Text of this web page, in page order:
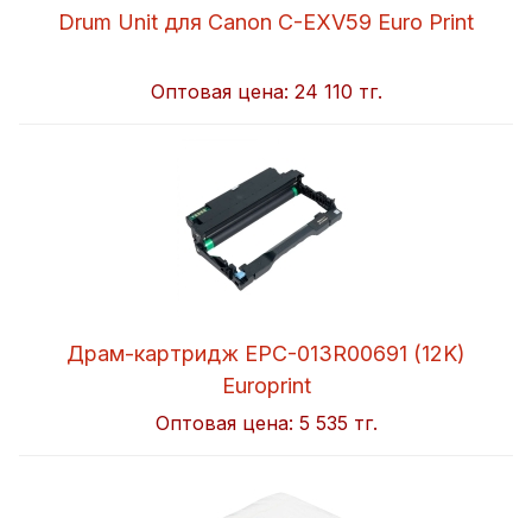
Drum Unit для Canon C-EXV59 Euro Print
Оптовая цена: 24 110 тг.
Драм-картридж EPC-013R00691 (12K)
Europrint
Оптовая цена: 5 535 тг.